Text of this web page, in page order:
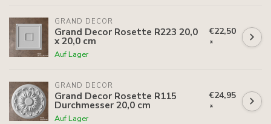
GRAND DECOR
Grand Decor Rosette R223 20,0
x 20,0 cm
Auf Lager
€22,50
*
GRAND DECOR
Grand Decor Rosette R115
Durchmesser 20,0 cm
Auf Lager
€24,95
*